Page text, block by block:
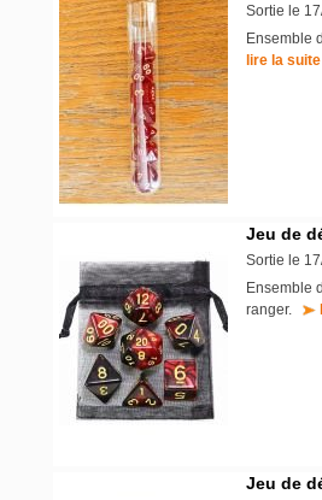
Sortie le
Ensemble
lire la suite
Jeu de
Sortie le
Ensemble
ranger.
Jeu de